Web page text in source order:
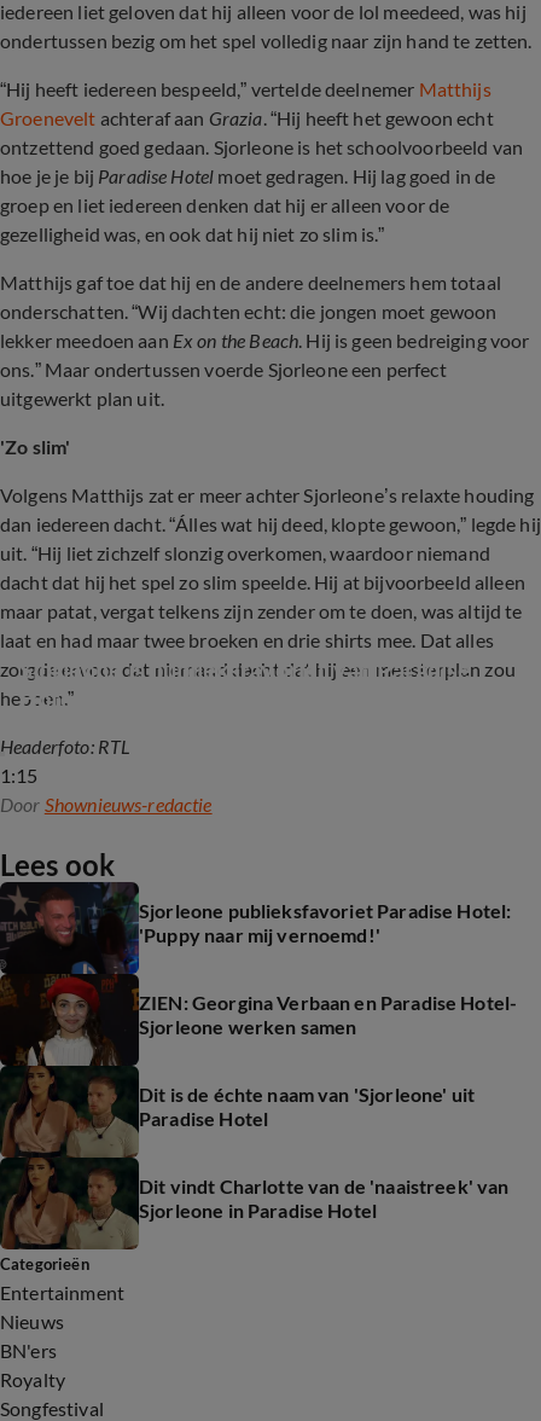
iedereen liet geloven dat hij alleen voor de lol meedeed, was hij
ondertussen bezig om het spel volledig naar zijn hand te zetten.
“Hij heeft iedereen bespeeld,” vertelde deelnemer Matthijs
Groenevelt achteraf aan Grazia. “Hij heeft het gewoon echt
ontzettend goed gedaan. Sjorleone is het schoolvoorbeeld van
hoe je je bij Paradise Hotel moet gedragen. Hij lag goed in de
groep en liet iedereen denken dat hij er alleen voor de
gezelligheid was, en ook dat hij niet zo slim is.”
Matthijs gaf toe dat hij en de andere deelnemers hem totaal
onderschatten. “Wij dachten echt: die jongen moet gewoon
lekker meedoen aan Ex on the Beach. Hij is geen bedreiging voor
ons.” Maar ondertussen voerde Sjorleone een perfect
uitgewerkt plan uit.
'Zo slim'
Volgens Matthijs zat er meer achter Sjorleone’s relaxte houding
dan iedereen dacht. “Álles wat hij deed, klopte gewoon,” legde hij
uit. “Hij liet zichzelf slonzig overkomen, waardoor niemand
dacht dat hij het spel zo slim speelde. Hij at bijvoorbeeld alleen
maar patat, vergat telkens zijn zender om te doen, was altijd te
laat en had maar twee broeken en drie shirts mee. Dat alles
zorgde ervoor dat niemand dacht dat hij een meesterplan zou
hebben.”
1:15
Sjorleone is publieksfavoriet van Paradise
Hotel
Headerfoto: RTL
Door Shownieuws-redactie
Lees ook
Sjorleone publieksfavoriet Paradise Hotel:
'Puppy naar mij vernoemd!'
ZIEN: Georgina Verbaan en Paradise Hotel-
Sjorleone werken samen
Dit is de échte naam van 'Sjorleone' uit
Paradise Hotel
Dit vindt Charlotte van de 'naaistreek' van
Sjorleone in Paradise Hotel
Categorieën
Entertainment
Nieuws
BN'ers
Royalty
Songfestival